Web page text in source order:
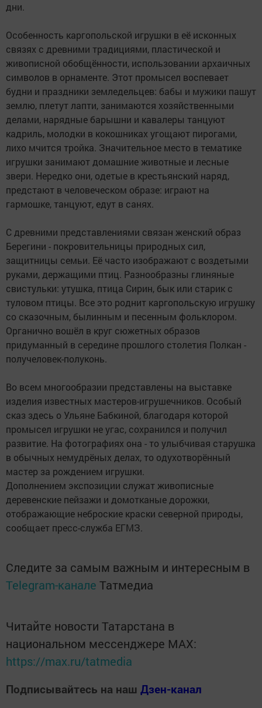
дни.
Особенность каргопольской игрушки в её исконных
связях с древними традициями, пластической и
живописной обобщённости, использовании архаичных
символов в орнаменте. Этот промысел воспевает
будни и праздники земледельцев: бабы и мужики пашут
землю, плетут лапти, занимаются хозяйственными
делами, нарядные барышни и кавалеры танцуют
кадриль, молодки в кокошниках угощают пирогами,
лихо мчится тройка. Значительное место в тематике
игрушки занимают домашние животные и лесные
звери. Нередко они, одетые в крестьянский наряд,
предстают в человеческом образе: играют на
гармошке, танцуют, едут в санях.
С древними представлениями связан женский образ
Берегини - покровительницы природных сил,
защитницы семьи. Её часто изображают с воздетыми
руками, держащими птиц. Разнообразны глиняные
свистульки: утушка, птица Сирин, бык или старик с
туловом птицы. Все это роднит каргопольскую игрушку
со сказочным, былинным и песенным фольклором.
Органично вошёл в круг сюжетных образов
придуманный в середине прошлого столетия Полкан -
получеловек-полуконь.
Во всем многообразии представлены на выставке
изделия известных мастеров-игрушечников. Особый
сказ здесь о Ульяне Бабкиной, благодаря которой
промысел игрушки не угас, сохранился и получил
развитие. На фотографиях она - то улыбчивая старушка
в обычных немудрёных делах, то одухотворённый
мастер за рождением игрушки.
Дополнением экспозиции служат живописные
деревенские пейзажи и домотканые дорожки,
отображающие неброские краски северной природы,
сообщает пресс-служба ЕГМЗ.
Следите за самым важным и интересным в
Telegram-канале Татмедиа
Читайте новости Татарстана в
национальном мессенджере MАХ:
https://max.ru/tatmedia
Подписывайтесь на наш Дзен-канал